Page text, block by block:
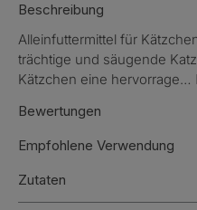
Beschreibung
Alleinfuttermittel für
trächtige und säugende
Kätzchen eine hervorrage…
Bewertungen
Empfohlene Verwendung
Zutaten